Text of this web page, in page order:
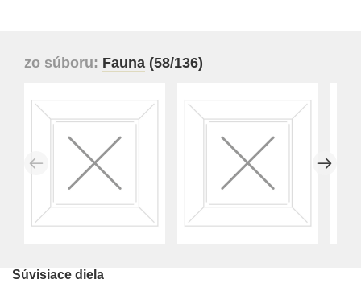
zo súboru: Fauna (58/136)
Súvisiace diela